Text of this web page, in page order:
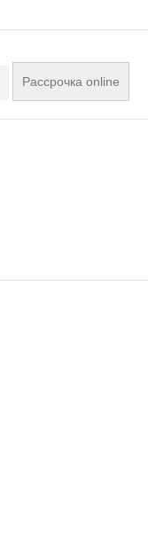
Рассрочка online